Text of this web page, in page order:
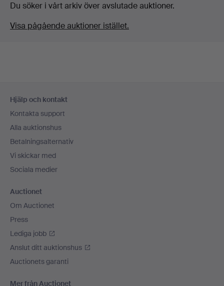
Du söker i vårt arkiv över avslutade auktioner.
Visa pågående auktioner istället.
Hjälp och kontakt
Kontakta support
Alla auktionshus
Betalningsalternativ
Vi skickar med
Sociala medier
Auctionet
Om Auctionet
Press
Lediga jobb
Anslut ditt auktionshus
Auctionets garanti
Mer från Auctionet